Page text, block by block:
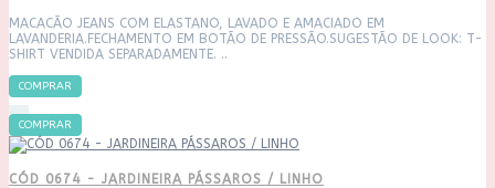
MACACÃO JEANS COM ELASTANO, LAVADO E AMACIADO EM
LAVANDERIA.FECHAMENTO EM BOTÃO DE PRESSÃO.SUGESTÃO DE LOOK: T-
SHIRT VENDIDA SEPARADAMENTE. ..
COMPRAR
COMPRAR
CÓD 0674 - JARDINEIRA PÁSSAROS / LINHO